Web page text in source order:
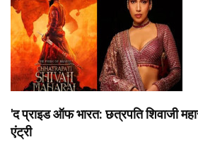
'द प्राइड ऑफ भारत: छत्रपति शिवाजी
एंट्री